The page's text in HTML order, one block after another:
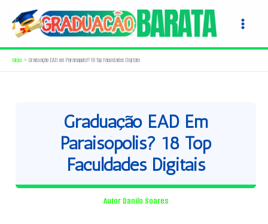
para
conteúdo
Início Graduação EAD em Paraisópolis? 18 Top Faculdades Digitais
Graduação EAD Em
Paraisópolis? 18 Top
Faculdades Digitais
Autor Danilo Soares